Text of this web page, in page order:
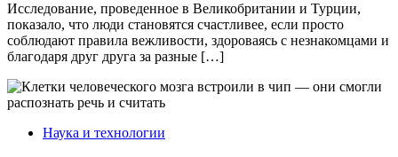
Исследование, проведенное в Великобритании и Турции,
показало, что люди становятся счастливее, если просто
соблюдают правила вежливости, здороваясь с незнакомцами и
благодаря друг друга за разные […]
Наука и технологии